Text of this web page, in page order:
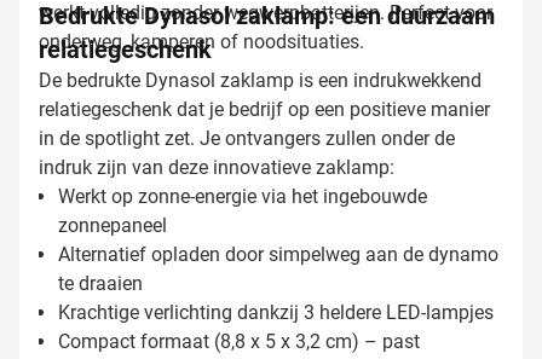
werkt volledig zonder wegwerpbatterijen. Perfect voor
onderweg, kamperen of noodsituaties.
Bedrukte Dynasol zaklamp: een duurzaam
relatiegeschenk
De bedrukte Dynasol zaklamp is een indrukwekkend
relatiegeschenk dat je bedrijf op een positieve manier
in de spotlight zet. Je ontvangers zullen onder de
indruk zijn van deze innovatieve zaklamp:
Werkt op zonne-energie via het ingebouwde
zonnepaneel
Alternatief opladen door simpelweg aan de dynamo
te draaien
Krachtige verlichting dankzij 3 heldere LED-lampjes
Compact formaat (8,8 x 5 x 3,2 cm) – past